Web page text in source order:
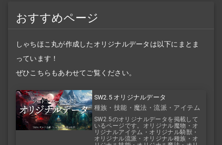
おすすめページ
しゃちほこ丸が作成したオリジナルデータは以下にまとま
っています！
ぜひこちらもあわせてご覧ください。
SW2.5 オリジナルデータ
種族・技能・魔法・流派・アイテム
SW2.5のオリジナルデータを掲載して
いるページです。オリジナル魔物・オ
リジナルアイテム・オリジナル騎獣・
オリジナル流派・オリジナル種族・オ